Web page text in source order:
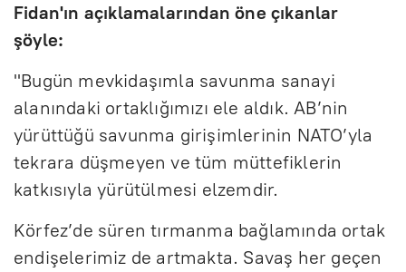
Fidan'ın açıklamalarından öne çıkanlar
şöyle:
"Bugün mevkidaşımla savunma sanayi
alanındaki ortaklığımızı ele aldık. AB’nin
yürüttüğü savunma girişimlerinin NATO’yla
tekrara düşmeyen ve tüm müttefiklerin
katkısıyla yürütülmesi elzemdir.
Körfez’de süren tırmanma bağlamında ortak
endişelerimiz de artmakta. Savaş her geçen